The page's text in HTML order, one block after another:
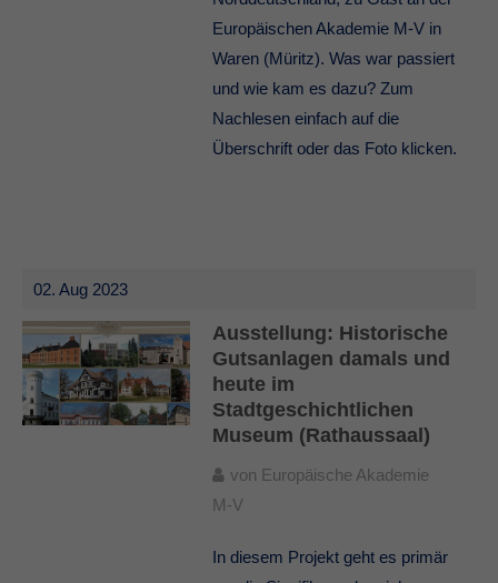
Europäischen Akademie M-V in
Waren (Müritz). Was war passiert
und wie kam es dazu? Zum
Nachlesen einfach auf die
Überschrift oder das Foto klicken.
02. Aug 2023
Ausstellung: Historische
Gutsanlagen damals und
heute im
Stadtgeschichtlichen
Museum (Rathaussaal)
von Europäische Akademie
M-V
In diesem Projekt geht es primär